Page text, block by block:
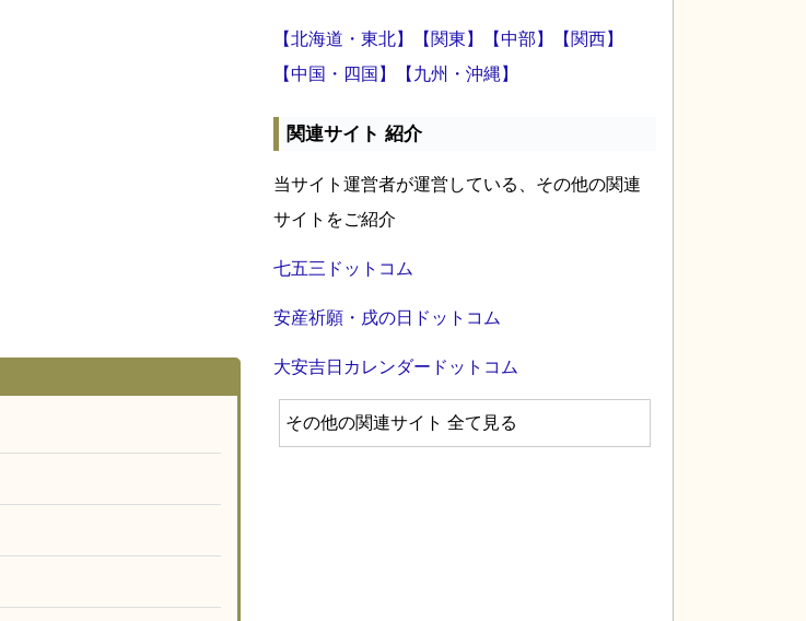
【北海道・東北】 【関東】 【中部】
【関西】
【中国・四国】
【九州・沖縄】
関連サイト 紹介
当サイト運営者が運営している、その他の関連
サイトをご紹介
七五三ドットコム
安産祈願・戌の日ドットコム
大安吉日カレンダードットコム
その他の関連サイト 全て見る